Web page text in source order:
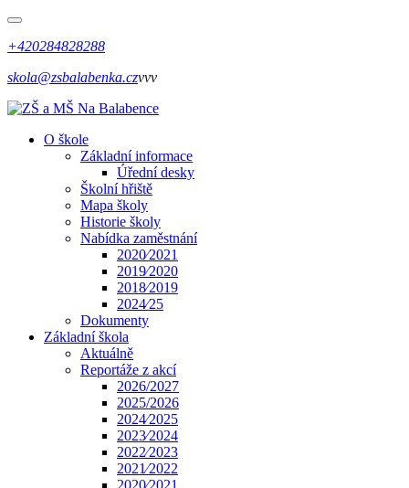
+420284828288
skola@zsbalabenka.czvvv
O škole
Základní informace
Úřední desky
Školní hřiště
Mapa školy
Historie školy
Nabídka zaměstnání
2020⁄2021
2019⁄2020
2018⁄2019
2024⁄25
Dokumenty
Základní škola
Aktuálně
Reportáže z akcí
2026/2027
2025/2026
2024⁄2025
2023⁄2024
2022⁄2023
2021⁄2022
2020⁄2021